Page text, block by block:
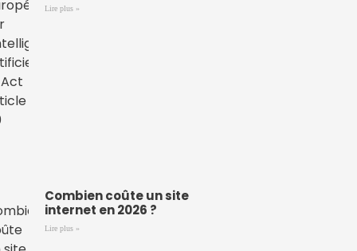
Lire plus »
Combien coûte un site
internet en 2026 ?
Lire plus »